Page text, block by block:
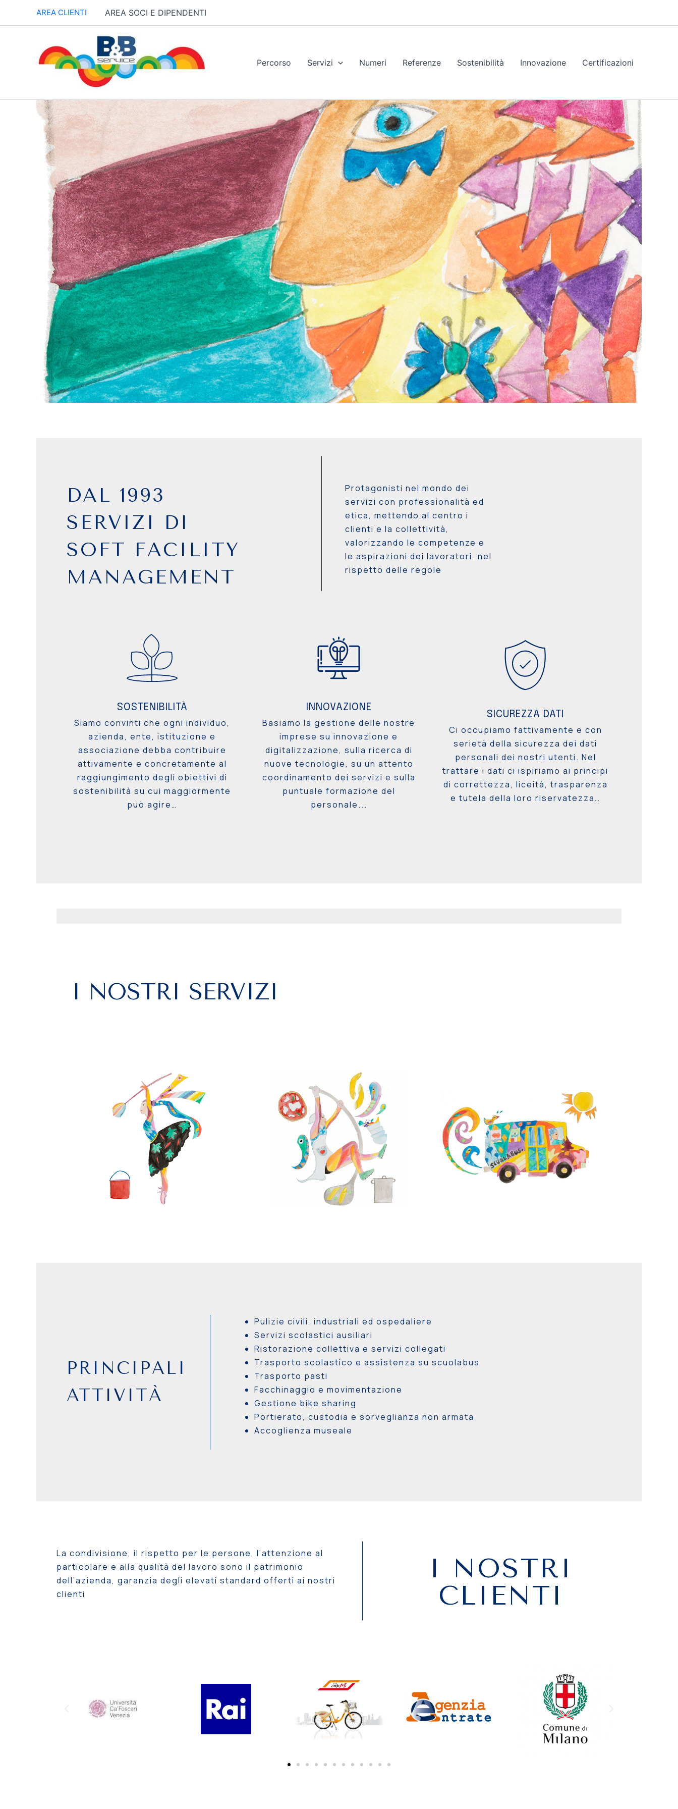
AREA CLIENTI AREA SOCI E DIPENDENTI
Percorso Servizi Numeri Referenze Sostenibilità Innovazione Certificazioni
DAL 1993
SERVIZI DI
SOFT FACILITY
MANAGEMENT
Protagonisti nel mondo dei
servizi con professionalità ed
etica, mettendo al centro i
clienti e la collettività,
valorizzando le competenze e
le aspirazioni dei lavoratori, nel
rispetto delle regole
SOSTENIBILITÀ
Siamo convinti che ogni individuo,
azienda, ente, istituzione e
associazione debba contribuire
attivamente e concretamente al
raggiungimento degli obiettivi di
sostenibilità su cui maggiormente
può agire…
INNOVAZIONE
Basiamo la gestione delle nostre
imprese su innovazione e
digitalizzazione, sulla ricerca di
nuove tecnologie, su un attento
coordinamento dei servizi e sulla
puntuale formazione del
personale...
SICUREZZA DATI
Ci occupiamo fattivamente e con
serietà della sicurezza dei dati
personali dei nostri utenti. Nel
trattare i dati ci ispiriamo ai principi
di correttezza, liceità, trasparenza
e tutela della loro riservatezza…
I NOSTRI SERVIZI
PRINCIPALI
ATTIVITÀ
Pulizie civili, industriali ed ospedaliere
Servizi scolastici ausiliari
Ristorazione collettiva e servizi collegati
Trasporto scolastico e assistenza su scuolabus
Trasporto pasti
Facchinaggio e movimentazione
Gestione bike sharing
Portierato, custodia e sorveglianza non armata
Accoglienza museale
La condivisione, il rispetto per le persone, l’attenzione al
particolare e alla qualità del lavoro sono il patrimonio
dell’azienda, garanzia degli elevati standard offerti ai nostri
clienti
I NOSTRI
CLIENTI